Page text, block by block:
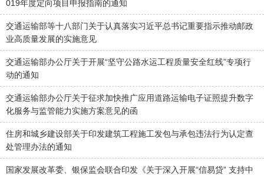
019年度定向项目申报指南的通知
交通运输部等十八部门关于认真落实习近平总书记重要指示推动邮政
业高质量发展的实施意见
交通运输部办公厅关于开展“坚守公路水运工程质量安全红线”专项行
动的通知
交通运输部办公厅关于征求加快推广应用道路运输电子证照提升数字
化服务与监管能力实施方案意见的函
住房和城乡建设部关于印发建筑工程施工发包与承包违法行为认定查
处管理办法的通知
国家发展改革委、银保监会联合印发《关于深入开展“信易贷” 支持中